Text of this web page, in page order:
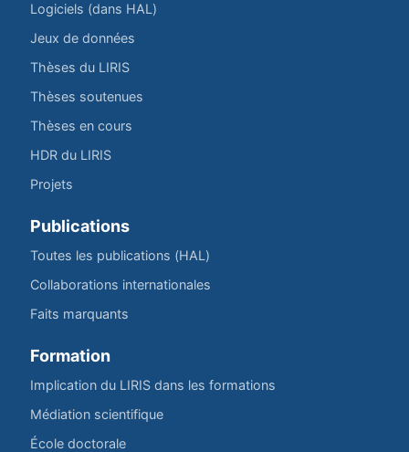
Logiciels (dans HAL)
Jeux de données
Thèses du LIRIS
Thèses soutenues
Thèses en cours
HDR du LIRIS
Projets
Publications
Toutes les publications (HAL)
Collaborations internationales
Faits marquants
Formation
Implication du LIRIS dans les formations
Médiation scientifique
École doctorale